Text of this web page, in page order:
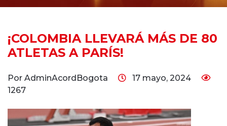
¡COLOMBIA LLEVARÁ MÁS DE 80
ATLETAS A PARÍS!
Por AdminAcordBogota
17 mayo, 2024
1267